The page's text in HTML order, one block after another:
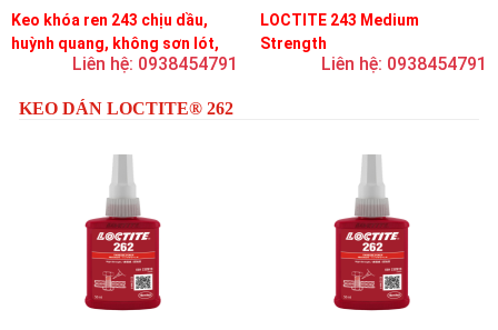
Keo khóa ren 243 chịu dầu,
huỳnh quang, không sơn lót,
dễ tháo rời, độ bền trung bình
Liên hệ: 0938454791
LOCTITE 243 Medium
Strength
Liên hệ: 0938454791
KEO DÁN LOCTITE® 262